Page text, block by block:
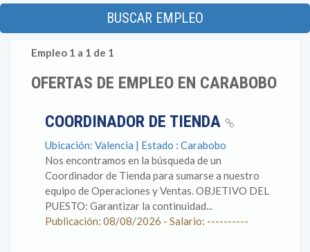
BUSCAR EMPLEO
Empleo 1 a 1 de 1
OFERTAS DE EMPLEO EN CARABOBO
COORDINADOR DE TIENDA
Ubicación: Valencia | Estado : Carabobo
Nos encontramos en la búsqueda de un
Coordinador de Tienda para sumarse a nuestro
equipo de Operaciones y Ventas. OBJETIVO DEL
PUESTO: Garantizar la continuidad...
Publicación: 08/08/2026 - Salario: ----------